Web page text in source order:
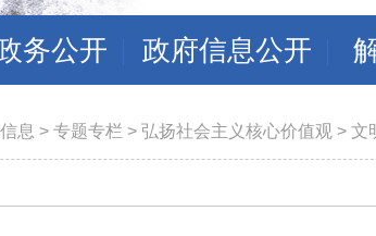
务公开 政府信息公开
息 > 专题专栏 > 弘扬社会主义核心价值观 > 文